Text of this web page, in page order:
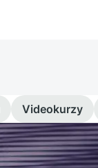
Videokurzy